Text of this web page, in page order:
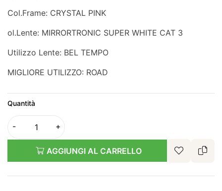
Col.Frame: CRYSTAL PINK
ol.Lente: MIRRORTRONIC SUPER WHITE CAT 3
Utilizzo Lente: BEL TEMPO
MIGLIORE UTILIZZO: ROAD
Quantità
AGGIUNGI AL CARRELLO